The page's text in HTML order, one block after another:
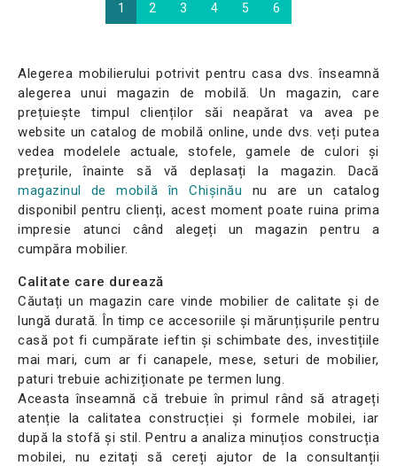
1 2 3 4 5 6
Alegerea mobilierului potrivit pentru casa dvs. înseamnă
alegerea unui magazin de mobilă. Un magazin, care
prețuiește timpul clienților săi neapărat va avea pe
website un catalog de mobilă online, unde dvs. veți putea
vedea modelele actuale, stofele, gamele de culori și
prețurile, înainte să vă deplasați la magazin. Dacă
magazinul de mobilă în Сhișinău nu are un catalog
disponibil pentru clienți, acest moment poate ruina prima
impresie atunci când alegeți un magazin pentru a
cumpăra mobilier.
Calitate care durează
Căutați un magazin care vinde mobilier de calitate și de
lungă durată. În timp ce accesoriile și mărunțișurile pentru
casă pot fi cumpărate ieftin și schimbate des, investițiile
mai mari, cum ar fi canapele, mese, seturi de mobilier,
paturi trebuie achiziționate pe termen lung.
Aceasta înseamnă că trebuie în primul rând să atrageți
atenție la calitatea construcției și formele mobilei, iar
după la stofă și stil. Pentru a analiza minuțios construcția
mobilei, nu ezitați să cereți ajutor de la consultanții